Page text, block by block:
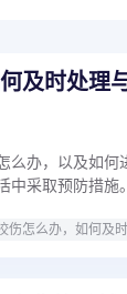
及时处理
么办，以及如
采取预防措施
伤怎么办，如何及